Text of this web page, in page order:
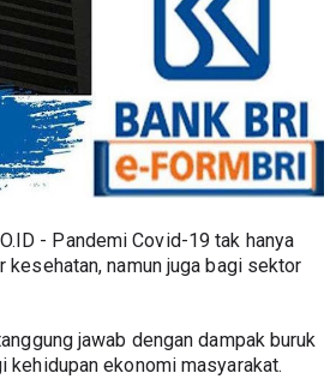
- Pandemi Covid-19 tak hanya
namun juga bagi sektor
jawab dengan dampak buruk
kehidupan ekonomi masyarakat.